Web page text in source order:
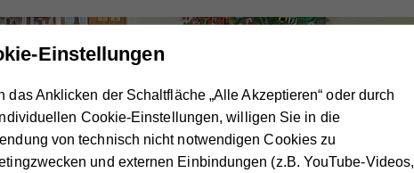
Einstellungen
das Anklicken der Schaltfläche „Alle Akzeptieren“ oder durch
Cookie-Einstellungen, willigen Sie in die
von technisch nicht notwendigen Cookies zu
und externen Einbindungen (z.B. YouTube-Videos,